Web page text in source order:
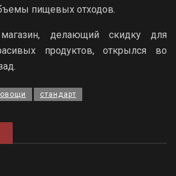
пищевых отходов.
делающий скидку для
продуктов, открылся во
овощи стандарт